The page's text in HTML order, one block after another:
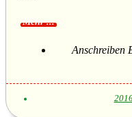
Anschreiben